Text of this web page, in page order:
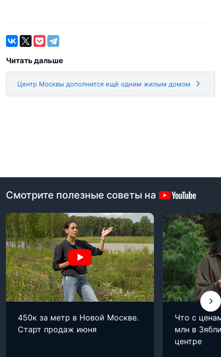
Читать дальше
Центр Москвы дополнится ещё одним жилым домом
Смотрите полезные советы на
450к за метр в Новой Москве.
Старт продаж июня
Что с
млн в
центре